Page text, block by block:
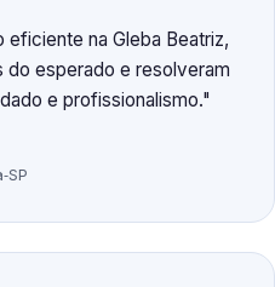
na Gleba Beatriz,
do esperado e resolveram
e profissionalismo.